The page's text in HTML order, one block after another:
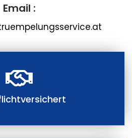
Email :